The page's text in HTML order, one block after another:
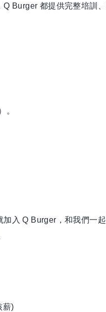
Burger 都提供完整培訓
。
入 Q Burger，和我們一起
薪)